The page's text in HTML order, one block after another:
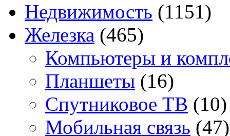
Недвижимость (1151)
Железка (465)
Компьютеры и
Планшеты (16)
Спутниковое ТВ (10)
Мобильная связь (47)